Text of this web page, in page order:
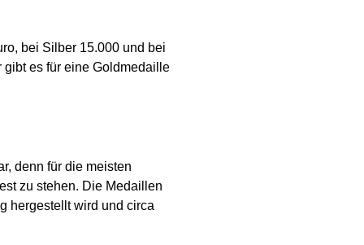
bei Silber 15.000 und bei
gibt es für eine Goldmedaille
denn für die meisten
zu stehen. Die Medaillen
hergestellt wird und circa